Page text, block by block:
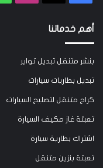
أهم خدماتنا
بنشر متنقل تبديل تواير
تبديل بطاريات سيارات
كراج متنقل لتصليح السيارات
تعبئة غاز مكيف السيارة
اشتراك بطارية سيارة
تعبئة بنزين متنقل